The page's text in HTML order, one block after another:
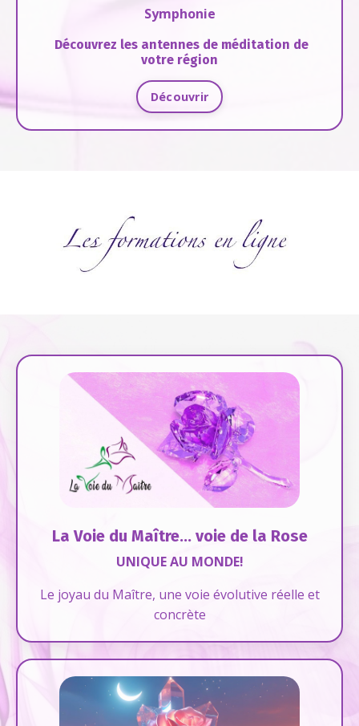
Symphonie
Découvrez les antennes de méditation de
votre région
Découvrir
La Voie du Maître... voie de la Rose
UNIQUE AU MONDE!
Le joyau du Maître, une voie évolutive réelle et
concrète